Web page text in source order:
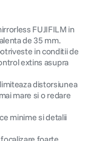
FUJIFILM in
de 35 mm.
in conditii de
extins asupra
distorsiunea
mare si o redare
minime si detalii